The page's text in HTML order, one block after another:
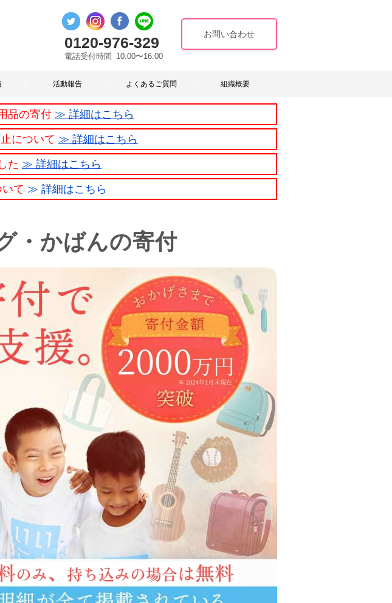
0120-976-329
電話受付時間 10:00〜16:00
お問い合わせ
活動報告 よくあるご質問 組織概要
品の寄付 ≫ 詳細はこちら
について ≫ 詳細はこちら
た ≫ 詳細はこちら
て ≫ 詳細はこちら
・かばんの寄付